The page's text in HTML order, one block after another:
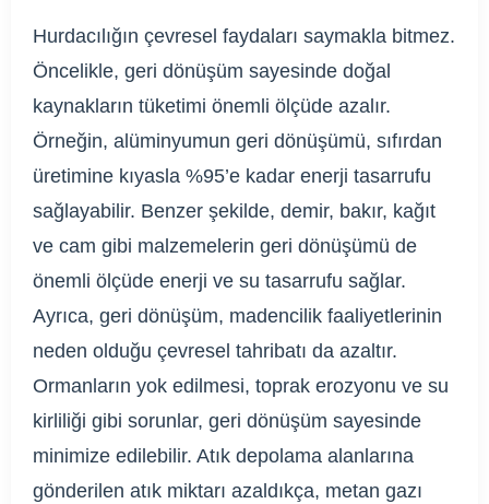
Hurdacılığın çevresel faydaları saymakla bitmez.
Öncelikle, geri dönüşüm sayesinde doğal
kaynakların tüketimi önemli ölçüde azalır.
Örneğin, alüminyumun geri dönüşümü, sıfırdan
üretimine kıyasla %95’e kadar enerji tasarrufu
sağlayabilir. Benzer şekilde, demir, bakır, kağıt
ve cam gibi malzemelerin geri dönüşümü de
önemli ölçüde enerji ve su tasarrufu sağlar.
Ayrıca, geri dönüşüm, madencilik faaliyetlerinin
neden olduğu çevresel tahribatı da azaltır.
Ormanların yok edilmesi, toprak erozyonu ve su
kirliliği gibi sorunlar, geri dönüşüm sayesinde
minimize edilebilir. Atık depolama alanlarına
gönderilen atık miktarı azaldıkça, metan gazı